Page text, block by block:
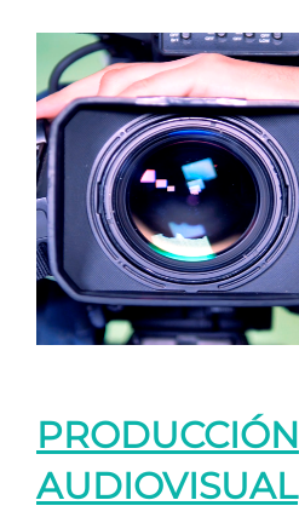
PRODUCCIÓN
AUDIOVISUAL